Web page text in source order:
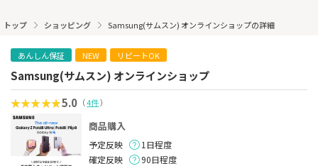
トップ ショッピング Samsung(サムスン) オンラインショップの詳細
あんしん保証 NEW リピートOK
Samsung(サムスン) オンラインショップ
5.0 （4件）
商品購入
予定反映
1日程度
確定反映
90日程度